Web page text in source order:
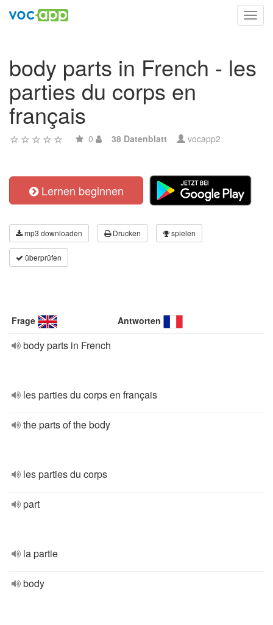
body parts in French - les
parties du corps en
français
0 38 Datenblatt vocapp2
Lernen beginnen
mp3 downloaden Drucken spielen
überprüfen
Frage Antworten
body parts in French
les parties du corps en français
the parts of the body
les parties du corps
part
la partie
body